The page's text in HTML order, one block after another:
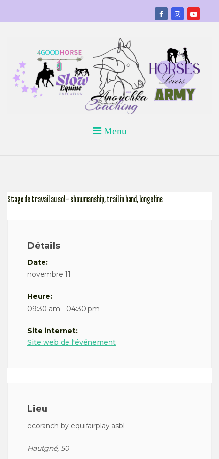
ANOUCHKA BEDNAREK COACHING
Menu
Stage de travail au sol – showmanship, trail in hand, longe line
Détails
Date:
novembre 11
Heure:
09:30 am - 04:30 pm
Site internet:
Site web de l'événement
Lieu
ecoranch by equifairplay asbl
Hautgné, 50